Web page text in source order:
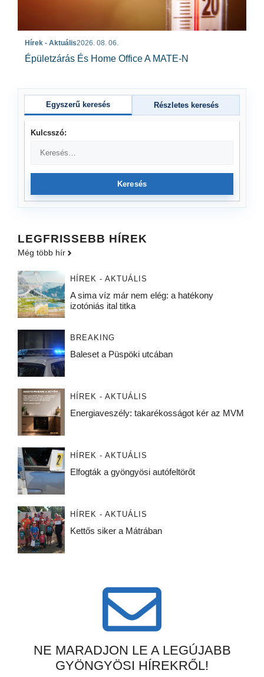
Hírek - Aktuális2026. 08. 06.
Épületzárás És Home Office A MATE-N
Egyszerű keresés Részletes keresés
Kulcsszó:
Keresés
LEGFRISSEBB HÍREK
Még több hír
HÍREK - AKTUÁLIS
A sima víz már nem elég: a hatékony
izotóniás ital titka
BREAKING
Baleset a Püspöki utcában
HÍREK - AKTUÁLIS
Energiaveszély: takarékosságot kér az MVM
HÍREK - AKTUÁLIS
Elfogták a gyöngyösi autófeltörőt
HÍREK - AKTUÁLIS
Kettős siker a Mátrában
NE MARADJON LE A LEGÚJABB
GYÖNGYÖSI HÍREKRŐL!